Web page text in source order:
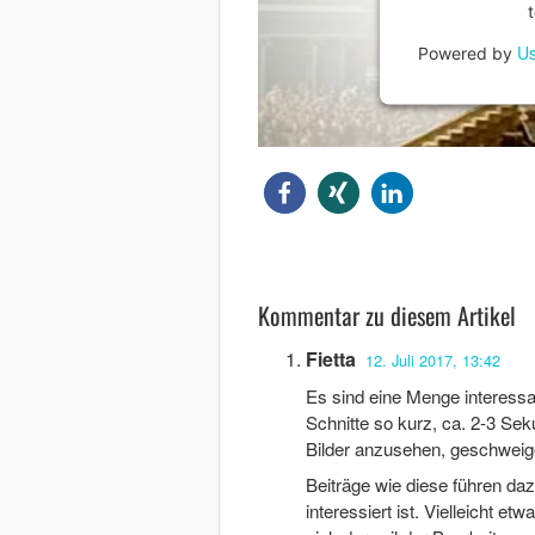
Powered by
Kommentar zu diesem Artikel
Fietta 12. Juli 2017, 13:42
Es sind eine Menge
Schnitte so kurz, ca. 2-3
Bilder anzusehen,
Beiträge wie diese führen
interessiert ist. Vielleicht